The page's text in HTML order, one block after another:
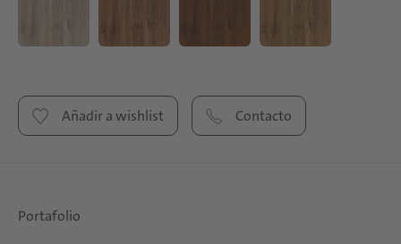
Añadir a wishlist Contacto
Portafolio